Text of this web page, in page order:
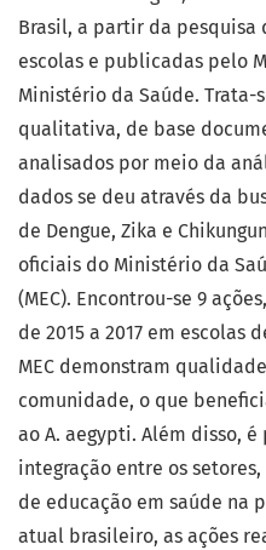
Brasil, a partir da pesquisa
escolas e publicadas pelo
Ministério da Saúde. Trata-
qualitativa, de base
analisados por meio da
dados se deu através da
de Dengue, Zika e
oficiais do Ministério da
(MEC). Encontrou-se 9
de 2015 a 2017 em escolas
MEC demonstram
comunidade, o que
ao A. aegypti. Além disso,
integração entre os
de educação em saúde na
atual brasileiro, as ações